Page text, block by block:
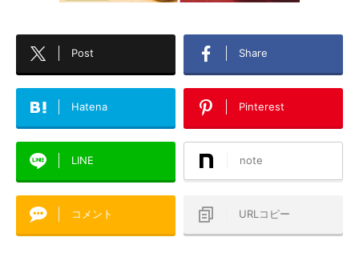
Post Share
Hatena Pinterest
LINE note
コメント URLコピー